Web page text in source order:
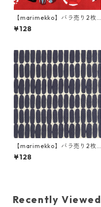
【marimekko】バラ売り2枚
ランチサイズ ペーパーナプキ
ン KRANSSI レッド
¥128
【marimekko】バラ売り2枚
ランチサイズ ペーパーナプキ
ン ALKU リネンxブラック
¥128
Recently Viewed